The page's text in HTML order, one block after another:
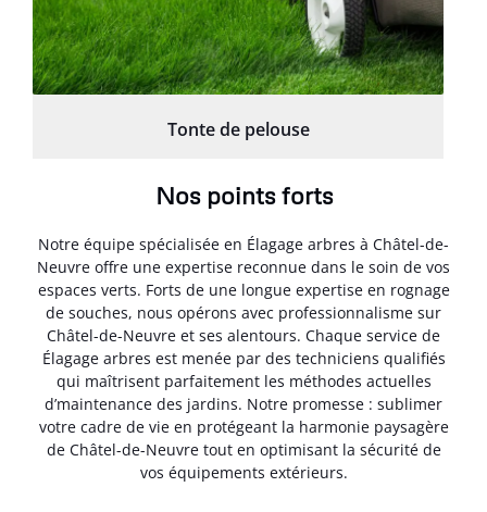
Tonte de pelouse
Nos points forts
Notre équipe spécialisée en Élagage arbres à Châtel-de-
Neuvre offre une expertise reconnue dans le soin de vos
espaces verts. Forts de une longue expertise en rognage
de souches, nous opérons avec professionnalisme sur
Châtel-de-Neuvre et ses alentours. Chaque service de
Élagage arbres est menée par des techniciens qualifiés
qui maîtrisent parfaitement les méthodes actuelles
d’maintenance des jardins. Notre promesse : sublimer
votre cadre de vie en protégeant la harmonie paysagère
de Châtel-de-Neuvre tout en optimisant la sécurité de
vos équipements extérieurs.